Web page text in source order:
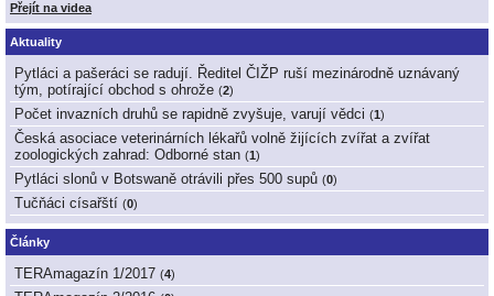
Přejít na videa
Aktuality
Pytláci a pašeráci se radují. Ředitel ČIŽP ruší mezinárodně uznávaný
tým, potírající obchod s ohrože (2)
Počet invazních druhů se rapidně zvyšuje, varují vědci (1 )
Česká asociace veterinárních lékařů volně žijících zvířat a zvířat
zoologických zahrad: Odborné stan (1 )
Pytláci slonů v Botswaně otrávili přes 500 supů (0)
Tučňáci císařští (0)
Články
TERAmagazín 1/2017 (4)